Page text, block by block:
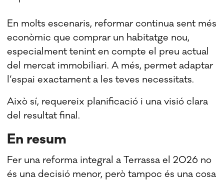
En molts escenaris, reformar continua sent més
econòmic que comprar un habitatge nou,
especialment tenint en compte el preu actual
del mercat immobiliari. A més, permet adaptar
l’espai exactament a les teves necessitats.
Això sí, requereix planificació i una visió clara
del resultat final.
En resum
Fer una reforma integral a Terrassa el 2026 no
és una decisió menor, però tampoc és una cosa